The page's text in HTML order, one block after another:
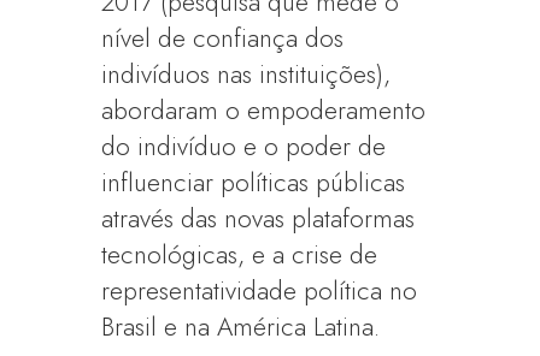
nível de confiança dos
indivíduos nas instituições),
abordaram o empoderamento
do indivíduo e o poder de
influenciar políticas públicas
através das novas plataformas
tecnológicas, e a crise de
representatividade política no
Brasil e na América Latina.